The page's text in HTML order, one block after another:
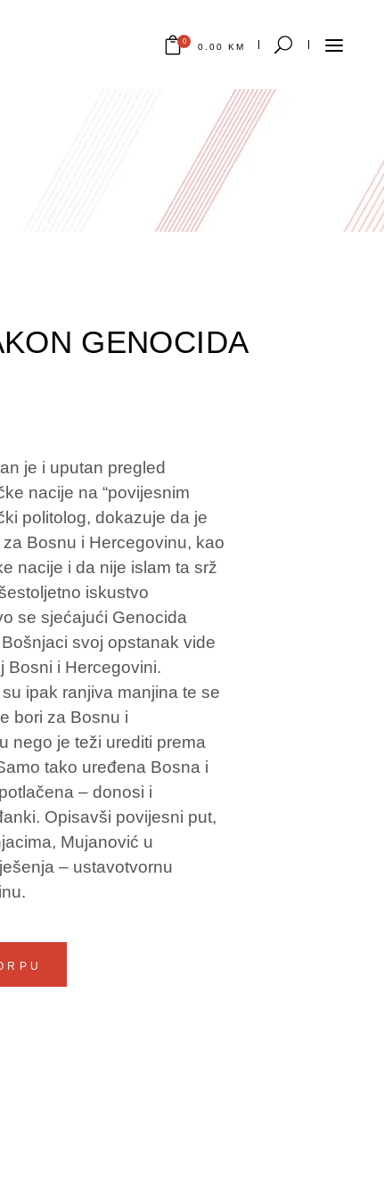
0
0.00 KM
GENOCIDA
je i uputan pregled
nacije na “povijesnim
politolog, dokazuje da je
Bosnu i Hercegovinu, kao
nacije i da nije islam ta srž
iskustvo
se sjećajući Genocida
svoj opstanak vide
Bosni i Hercegovini.
ipak ranjiva manjina te se
bori za Bosnu i
nego je teži urediti prema
tako uređena Bosna i
– donosi i
Opisavši povijesni put,
Mujanović u
– ustavotvornu